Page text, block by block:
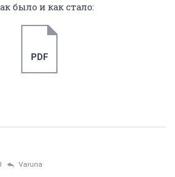
было и как стало:
PDF
Varuna